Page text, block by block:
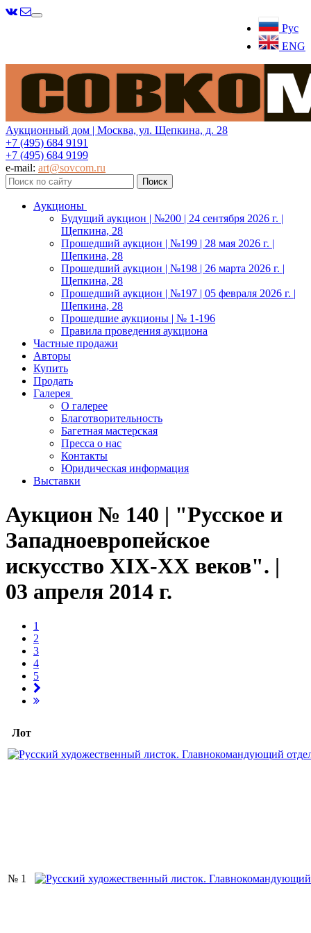
Рус
ENG
Меню
Аукционный дом | Москва, ул. Щепкина, д. 28
+7 (495) 684 9191
+7 (495) 684 9199
e-mail: art@sovcom.ru
Аукционы
Будущий аукцион | №200 | 24 сентября 2026 г. |
Щепкина, 28
Прошедший аукцион | №199 | 28 мая 2026 г. |
Щепкина, 28
Прошедший аукцион | №198 | 26 марта 2026 г. |
Щепкина, 28
Прошедший аукцион | №197 | 05 февраля 2026 г. |
Щепкина, 28
Прошедшие аукционы | № 1-196
Правила проведения аукциона
Частные продажи
Авторы
Купить
Продать
Галерея
О галерее
Благотворительность
Багетная мастерская
Пресса о нас
Контакты
Юридическая информация
Выставки
Аукцион № 140 | "Русское и
Западноевропейское
искусство XIX-ХХ веков". |
03 апреля 2014 г.
1
2
3
4
5
Лот
№ 1